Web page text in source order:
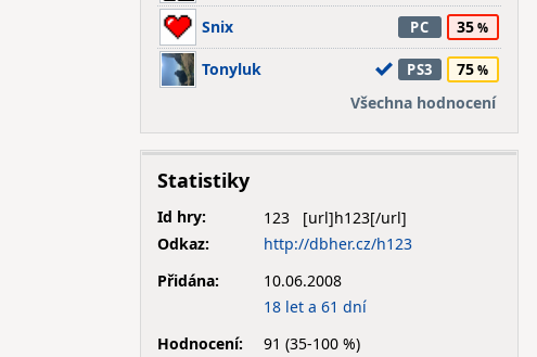
Snix PC 35
Tonyluk PS3
75
Všechna hodnocení
Statistiky
Id hry:
123
Odkaz:
http://dbher.cz/h123
Přidána:
10.06.2008
18 let a 61 dní
Hodnocení:
91 (35-100 %)